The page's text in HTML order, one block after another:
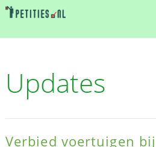
Updates
Verbied voertuigen